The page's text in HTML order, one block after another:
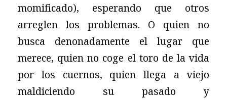
momificado), esperando que otros
arreglen los problemas. O quien no
busca denonadamente el lugar que
merece, quien no coge el toro de la vida
por los cuernos, quien llega a viejo
maldiciendo su pasado y